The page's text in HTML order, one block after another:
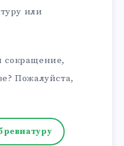
или
сокращение,
Пожалуйста,